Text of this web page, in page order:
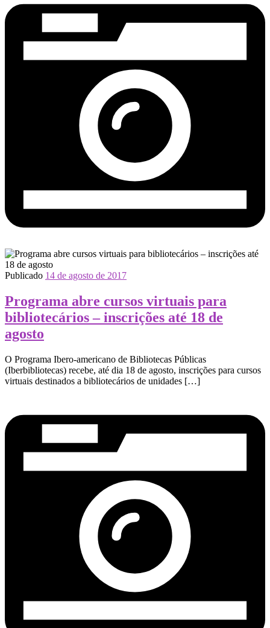
Publicado 14 de agosto de 2017
Programa abre cursos virtuais para
bibliotecários – inscrições até 18 de
agosto
O Programa Ibero-americano de Bibliotecas Públicas
(Iberbibliotecas) recebe, até dia 18 de agosto, inscrições para cursos
virtuais destinados a bibliotecários de unidades […]